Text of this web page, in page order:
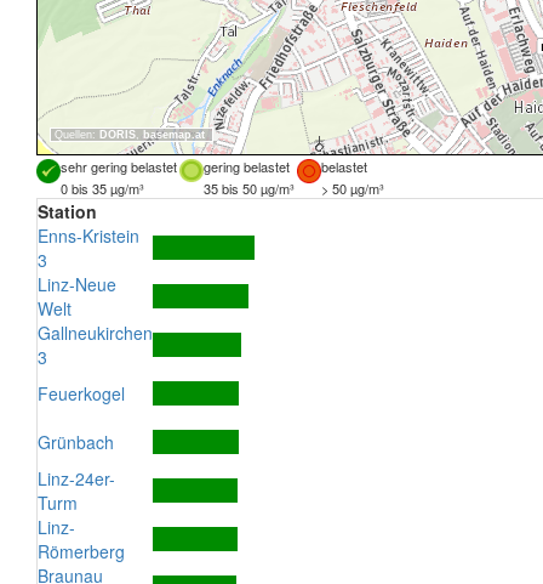
Quellen: DORIS, basemap.at
sehr gering belastet gering belastet
belastet
0 bis 35 µg/m³
35 bis 50 µg/m³ > 50 µg/m³
Station
Enns-Kristein
3
Linz-Neue
Welt
Gallneukirchen
3
Feuerkogel
Grünbach
Linz-24er-
Turm
Linz-
Römerberg
Braunau